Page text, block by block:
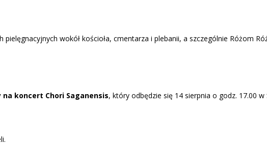
wokół kościoła, cmentarza i plebanii, a szczególnie Różom
koncert Chori Saganensis, który odbędzie się 14 sierpnia o godz. 17.00 w